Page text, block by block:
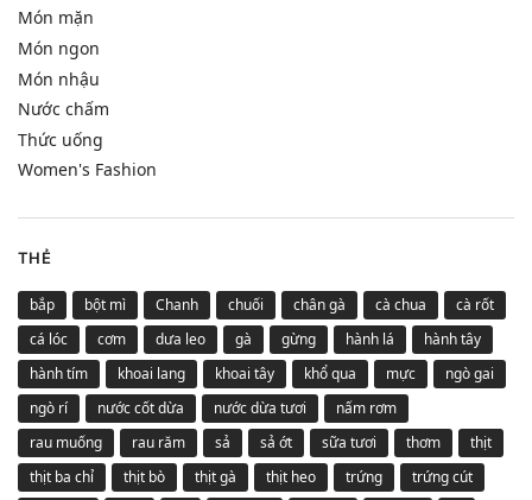
Món mặn
Món ngon
Món nhậu
Nước chấm
Thức uống
Women's Fashion
THẺ
bắp bột mì Chanh chuối chân gà cà chua
cà rốt
cá lóc
cơm dưa leo gà gừng hành lá
hành tây
hành tím
khoai lang khoai tây khổ qua mực
ngò gai
ngò rí
nước cốt dừa nước dừa tươi
nấm rơm
rau muống
rau răm sả sả ớt sữa tươi thơm
thịt
thịt ba chỉ
thịt bò thịt gà thịt heo trứng
trứng cút